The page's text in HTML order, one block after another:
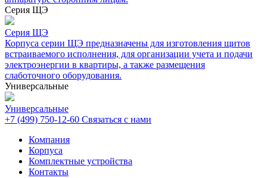
Серия ЩЭ
Серия ЩЭ
Корпуса серии ЩЭ предназначены для изготовления щитов
встраиваемого исполнения, для организации учета и подачи
электроэнергии в квартиры, а также размещения
слаботочного оборудования.
Универсальные
Универсальные
+7 (499) 750-12-60 Связаться с нами
Компания
Корпуса
Комплектные устройства
Контакты